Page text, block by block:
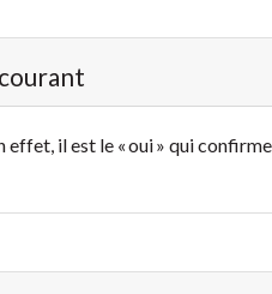
effet, il est le « oui » qui